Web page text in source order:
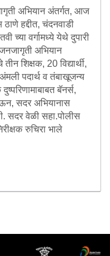
Accused
अभियान अंतर्गत, आज
हद्दीत, चंदनवाडी
च्या वर्गामध्ये येथे दुपारी
अभियान
शिक्षक, 20 विद्यार्थी,
अंमली पदार्थ व तंबाखूजन्य
बॅनर्स,
सदर अभियानास
सदर वेळी सहा.पोलीस
रुचिरा भाले